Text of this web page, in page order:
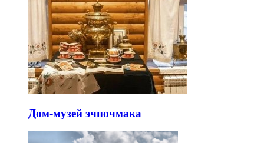
Дом-музей эчпочмака